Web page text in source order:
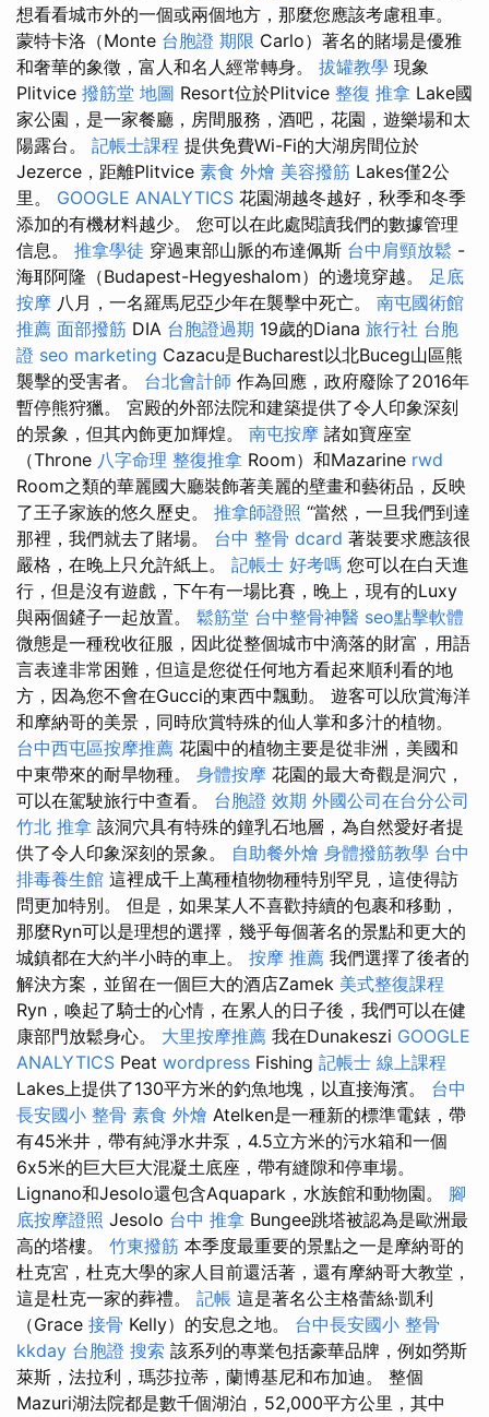
想看看城市外的一個或兩個地方，那麼您應該考慮租車。
蒙特卡洛（Monte 台胞證 期限 Carlo）著名的賭場是優雅
和奢華的象徵，富人和名人經常轉身。 拔罐教學 現象
Plitvice 撥筋堂 地圖 Resort位於Plitvice 整復 推拿 Lake國
家公園，是一家餐廳，房間服務，酒吧，花園，遊樂場和太
陽露台。 記帳士課程 提供免費Wi-Fi的大湖房間位於
Jezerce，距離Plitvice 素食 外燴 美容撥筋 Lakes僅2公
里。 GOOGLE ANALYTICS 花園湖越冬越好，秋季和冬季
添加的有機材料越少。 您可以在此處閱讀我們的數據管理
信息。 推拿學徒 穿過東部山脈的布達佩斯 台中肩頸放鬆 -
海耶阿隆（Budapest-Hegyeshalom）的邊境穿越。 足底
按摩 八月，一名羅馬尼亞少年在襲擊中死亡。 南屯國術館
推薦 面部撥筋 DIA 台胞證過期 19歲的Diana 旅行社 台胞
證 seo marketing Cazacu是Bucharest以北Buceg山區熊
襲擊的受害者。 台北會計師 作為回應，政府廢除了2016年
暫停熊狩獵。 宮殿的外部法院和建築提供了令人印象深刻
的景象，但其內飾更加輝煌。 南屯按摩 諸如寶座室
（Throne 八字命理 整復推拿 Room）和Mazarine rwd
Room之類的華麗國大廳裝飾著美麗的壁畫和藝術品，反映
了王子家族的悠久歷史。 推拿師證照 “當然，一旦我們到達
那裡，我們就去了賭場。 台中 整骨 dcard 著裝要求應該很
嚴格，在晚上只允許紙上。 記帳士 好考嗎 您可以在白天進
行，但是沒有遊戲，下午有一場比賽，晚上，現有的Luxy
與兩個鏟子一起放置。 鬆筋堂 台中整骨神醫 seo點擊軟體
微態是一種稅收征服，因此從整個城市中滴落的財富，用語
言表達非常困難，但這是您從任何地方看起來順利看的地
方，因為您不會在Gucci的東西中飄動。 遊客可以欣賞海洋
和摩納哥的美景，同時欣賞特殊的仙人掌和多汁的植物。
台中西屯區按摩推薦 花園中的植物主要是從非洲，美國和
中東帶來的耐旱物種。 身體按摩 花園的最大奇觀是洞穴，
可以在駕駛旅行中查看。 台胞證 效期 外國公司在台分公司
竹北 推拿 該洞穴具有特殊的鐘乳石地層，為自然愛好者提
供了令人印象深刻的景象。 自助餐外燴 身體撥筋教學 台中
排毒養生館 這裡成千上萬種植物物種特別罕見，這使得訪
問更加特別。 但是，如果某人不喜歡持續的包裹和移動，
那麼Ryn可以是理想的選擇，幾乎每個著名的景點和更大的
城鎮都在大約半小時的車上。 按摩 推薦 我們選擇了後者的
解決方案，並留在一個巨大的酒店Zamek 美式整復課程
Ryn，喚起了騎士的心情，在累人的日子後，我們可以在健
康部門放鬆身心。 大里按摩推薦 我在Dunakeszi GOOGLE
ANALYTICS Peat wordpress Fishing 記帳士 線上課程
Lakes上提供了130平方米的釣魚地塊，以直接海濱。 台中
長安國小 整骨 素食 外燴 Atelken是一種新的標準電錶，帶
有45米井，帶有純淨水井泵，4.5立方米的污水箱和一個
6x5米的巨大巨大混凝土底座，帶有縫隙和停車場。
Lignano和Jesolo還包含Aquapark，水族館和動物園。 腳
底按摩證照 Jesolo 台中 推拿 Bungee跳塔被認為是歐洲最
高的塔樓。 竹東撥筋 本季度最重要的景點之一是摩納哥的
杜克宮，杜克大學的家人目前還活著，還有摩納哥大教堂，
這是杜克一家的葬禮。 記帳 這是著名公主格蕾絲·凱利
（Grace 接骨 Kelly）的安息之地。 台中長安國小 整骨
kkday 台胞證 搜索 該系列的專業包括豪華品牌，例如勞斯
萊斯，法拉利，瑪莎拉蒂，蘭博基尼和布加迪。 整個
Mazuri湖法院都是數千個湖泊，52,000平方公里，其中